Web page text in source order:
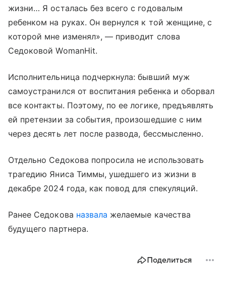
жизни… Я осталась без всего с годовалым
ребенком на руках. Он вернулся к той женщине, с
которой мне изменял», — приводит слова
Седоковой WomanHit.
Исполнительница подчеркнула: бывший муж
самоустранился от воспитания ребенка и оборвал
все контакты. Поэтому, по ее логике, предъявлять
ей претензии за события, произошедшие с ним
через десять лет после развода, бессмысленно.
Отдельно Седокова попросила не использовать
трагедию Яниса Тиммы, ушедшего из жизни в
декабре 2024 года, как повод для спекуляций.
Ранее Седокова назвала желаемые качества
будущего партнера.
Поделиться